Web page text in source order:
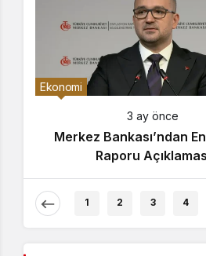
Gündüz Modu
Gündüz modunu seçin.
Gece Modu
Gece modunu seçin.
Sistem Modu
Sistem modunu seçin.
Ekonomi
3 ay önce
Merkez Bankası’ndan
Raporu
1 2 3 4